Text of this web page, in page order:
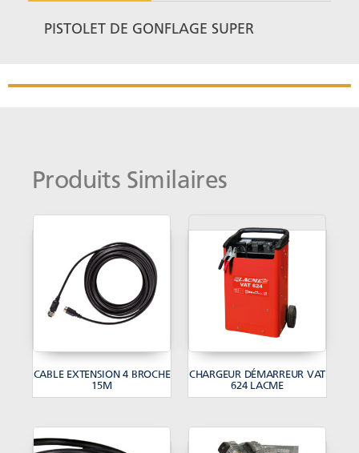
PISTOLET DE GONFLAGE SUPER
Produits Similaires
CABLE EXTENSION 4 BROCHE
15M
CHARGEUR DÉMARREUR VAT
624 LACME